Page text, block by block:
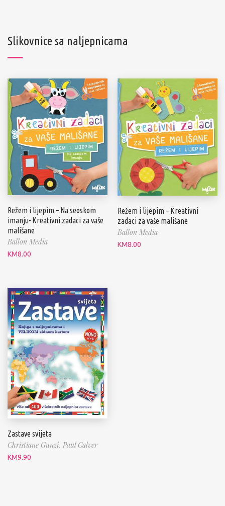
Slikovnice sa naljepnicama
Režem i lijepim – Na seoskom
imanju- Kreativni zadaci za vaše
mališane
Ballon Media
KM8.00
Režem i lijepim – Kreativni
zadaci za vaše mališane
Ballon Media
KM8.00
Zastave svijeta
Christiane Gunzi, Paul Calver
KM9.90